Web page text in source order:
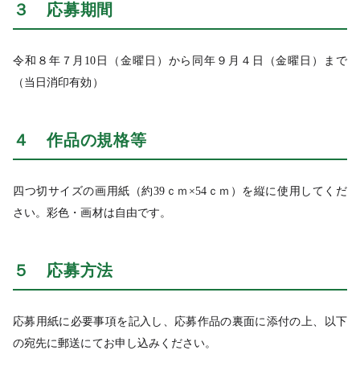
３ 応募期間
令和８年７月10日（金曜日）から同年９月４日（金曜日）まで
（当日消印有効）
４ 作品の規格等
四つ切サイズの画用紙（約39ｃｍ×54ｃｍ）を縦に使用してくだ
さい。彩色・画材は自由です。
５ 応募方法
応募用紙に必要事項を記入し、応募作品の裏面に添付の上、以下
の宛先に郵送にてお申し込みください。